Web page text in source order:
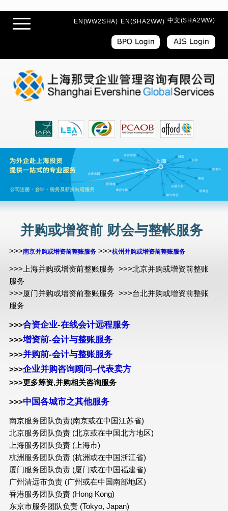
EN(WW2SHA) EN(SHA2WW) 中文(SHA2WW)
并购或增资前 财会与整帐服务
>>>南京并购或增资前整账服务>>>杭州并购或增资前整账服务
>>>上海并购或增资前整账服务 >>>北京并购或增资前整账
服务
>>>厦门并购或增资前整账服务 >>>台北并购或增资前整账
服务
>>>合资企业-在线会计远程服务
>>>增资前-会计与整账服务
>>>并购前-会计与整账服务
>>>企业并购咨询顾问–代表卖方
>>>更多筹资,并购相关咨询服务
>>>中国各城市之其他服务
南京服务团队负责(南京或在中国江苏省)
北京服务团队负责 (北京或在中国北方地区)
上海服务团队负责 (上海市)
杭洲服务团队负责 (杭洲或在中国浙江省)
厦门服务团队负责 (厦门或在中国福建省)
广州清远市负责 (广州或在中国南部地区)
香港服务团队负责 (Hong Kong)
东京市服务团队负责 (Tokyo, Japan)